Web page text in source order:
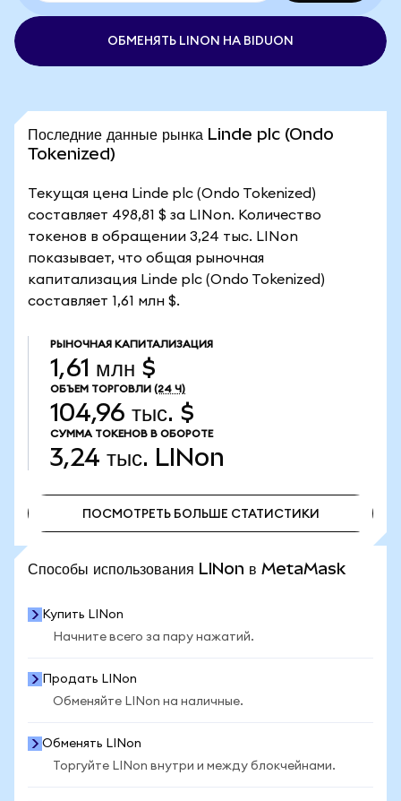
ОБМЕНЯТЬ LINON НА BIDUON
Последние данные рынка Linde plc (Ondo
Tokenized)
Текущая цена Linde plc (Ondo Tokenized)
составляет 498,81 $ за LINon. Количество
токенов в обращении 3,24 тыс. LINon
показывает, что общая рыночная
капитализация Linde plc (Ondo Tokenized)
составляет 1,61 млн $.
РЫНОЧНАЯ КАПИТАЛИЗАЦИЯ
1,61 млн $
ОБЪЕМ ТОРГОВЛИ (24 Ч)
104,96 тыс. $
СУММА ТОКЕНОВ В ОБОРОТЕ
3,24 тыс. LINon
ПОСМОТРЕТЬ БОЛЬШЕ СТАТИСТИКИ
Способы использования LINon в MetaMask
Купить LINon
Начните всего за пару нажатий.
Продать LINon
Обменяйте LINon на наличные.
Обменять LINon
Торгуйте LINon внутри и между блокчейнами.